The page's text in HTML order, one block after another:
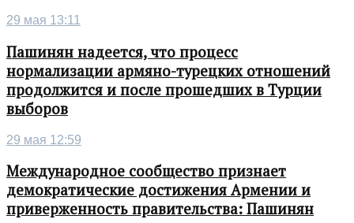
29 мая 13:11
Пашинян надеется, что процесс
нормализации армяно-турецких отношений
продолжится и после прошедших в Турции
выборов
29 мая 12:59
Международное сообщество признает
демократические достижения Армении и
приверженность правительства: Пашинян